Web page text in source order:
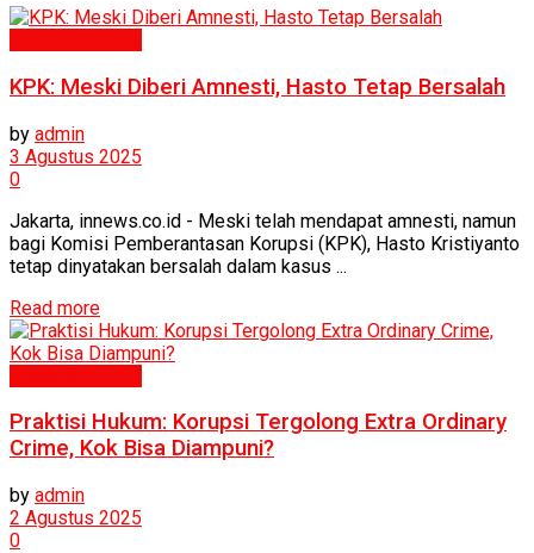
KPK: Meski Diberi Amnesti, Hasto Tetap Bersalah
by admin
3 Agustus 2025
0
Jakarta, innews.co.id - Meski telah mendapat amnesti, namun
bagi Komisi Pemberantasan Korupsi (KPK), Hasto Kristiyanto
tetap dinyatakan bersalah dalam kasus ...
Read more
Praktisi Hukum: Korupsi Tergolong Extra Ordinary
Crime, Kok Bisa Diampuni?
by admin
2 Agustus 2025
0